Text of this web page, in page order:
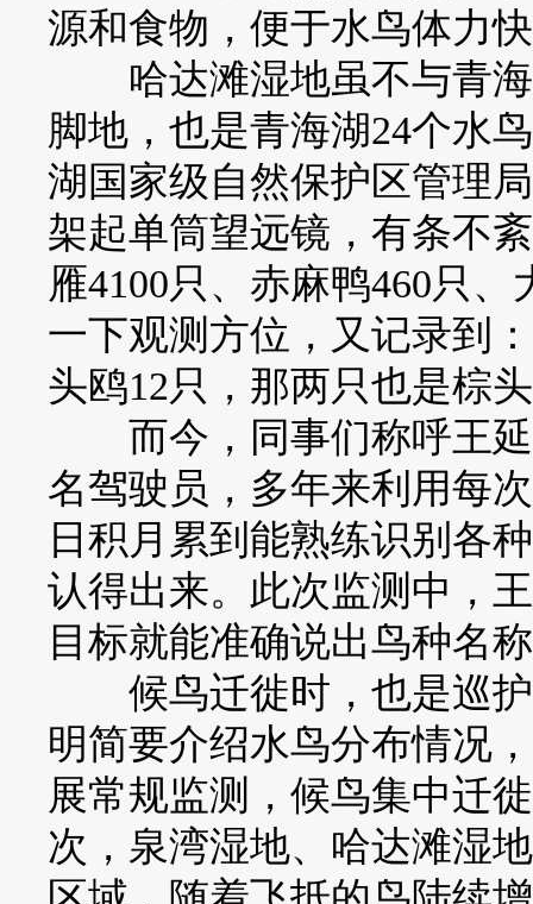
源和食物，便于水鸟体力
哈达滩湿地虽不与青海
脚地，也是青海湖24个水
湖国家级自然保护区管理
架起单筒望远镜，有条不
雁4100只、赤麻鸭460只
一下观测方位，又记录到
头鸥12只，那两只也是棕
而今，同事们称呼王延
名驾驶员，多年来利用每
日积月累到能熟练识别各
认得出来。此次监测中，
目标就能准确说出鸟种名
候鸟迁徙时，也是巡护
明简要介绍水鸟分布情况
展常规监测，候鸟集中迁
次，泉湾湿地、哈达滩湿